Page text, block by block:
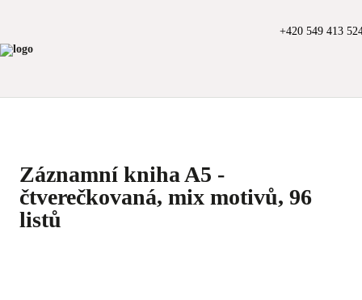
+420 549 413
Záznamní kniha A5 -
čtverečkovaná, mix motivů, 96
listů